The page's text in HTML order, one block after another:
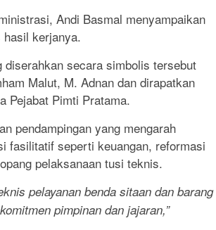
Andi Basmal menyampaikan
hasil kerjanya.
diserahkan secara simbolis tersebut
Malut, M. Adnan dan dirapatkan
Pejabat Pimti Pratama.
pendampingan yang mengarah
fasilitatif seperti keuangan, reformasi
pelaksanaan tusi teknis.
pelayanan benda sitaan dan barang
pimpinan dan jajaran,”